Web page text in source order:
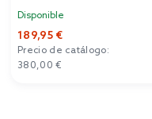
Disponible
189,95 €
Precio de catálogo:
380,00 €